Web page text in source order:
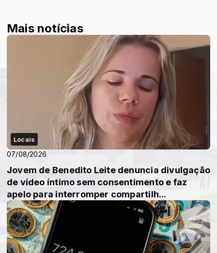
Mais notícias
Locais
07/08/2026
Jovem de Benedito Leite denuncia divulgação
de vídeo íntimo sem consentimento e faz
apelo para interromper compartilh...